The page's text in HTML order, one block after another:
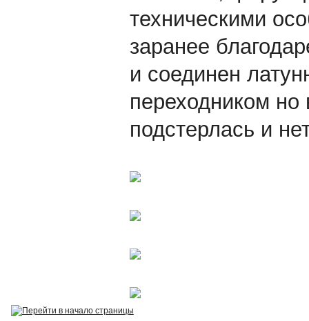
техническими
заранее
и соединен
переходником но
подстерлась и